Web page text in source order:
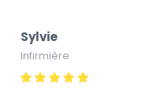
Sylvie
Infirmière